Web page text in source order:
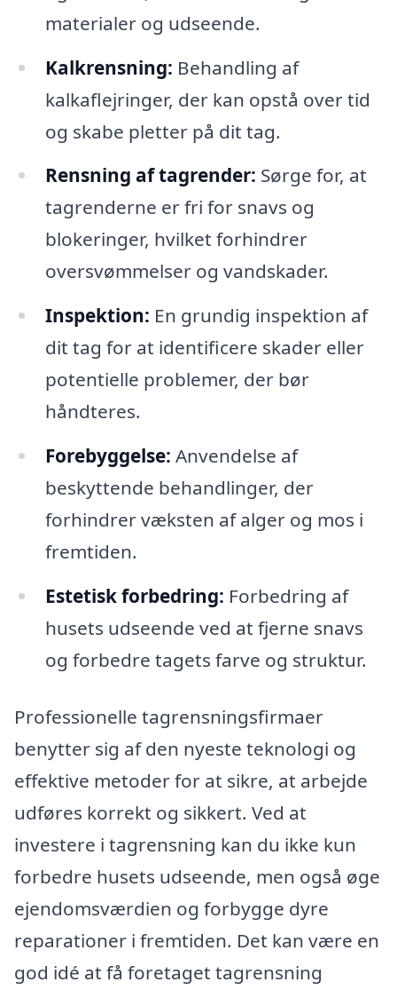
materialer og udseende.
Kalkrensning: Behandling af
kalkaflejringer, der kan opstå over tid
og skabe pletter på dit tag.
Rensning af tagrender: Sørge for, at
tagrenderne er fri for snavs og
blokeringer, hvilket forhindrer
oversvømmelser og vandskader.
Inspektion: En grundig inspektion af
dit tag for at identificere skader eller
potentielle problemer, der bør
håndteres.
Forebyggelse: Anvendelse af
beskyttende behandlinger, der
forhindrer væksten af alger og mos i
fremtiden.
Estetisk forbedring: Forbedring af
husets udseende ved at fjerne snavs
og forbedre tagets farve og struktur.
Professionelle tagrensningsfirmaer
benytter sig af den nyeste teknologi og
effektive metoder for at sikre, at arbejde
udføres korrekt og sikkert. Ved at
investere i tagrensning kan du ikke kun
forbedre husets udseende, men også øge
ejendomsværdien og forbygge dyre
reparationer i fremtiden. Det kan være en
god idé at få foretaget tagrensning